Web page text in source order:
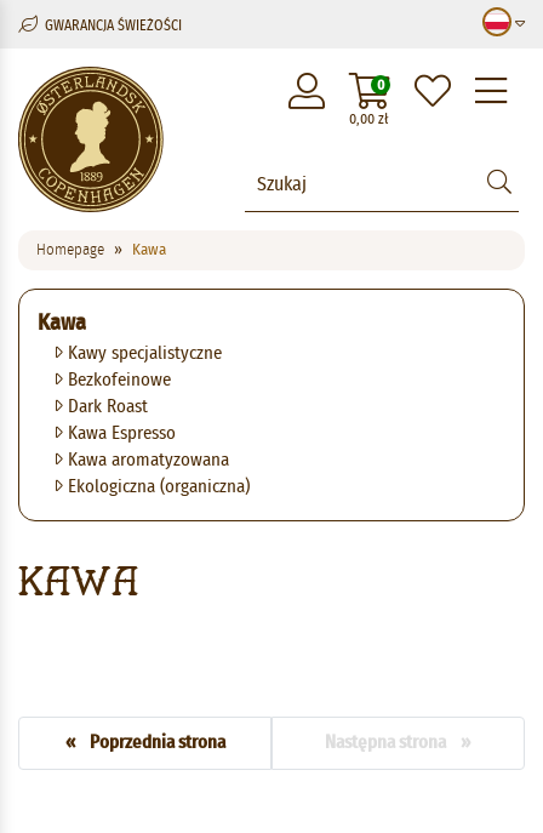
GWARANCJA ŚWIEŻOŚCI
0,00 zł
0
Homepage Kawa
Kawa
Kawy specjalistyczne
Bezkofeinowe
Dark Roast
Kawa Espresso
Kawa aromatyzowana
Ekologiczna (organiczna)
Kawa
« Poprzednia strona Następna strona »